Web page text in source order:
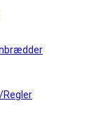
Regler